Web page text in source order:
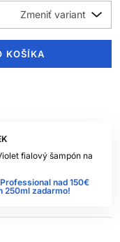
fialový šampón na
nad 150€
250ml zadarmo!
KOŠÍKA